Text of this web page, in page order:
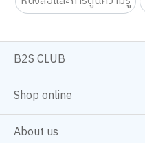
Education Toy
Tutor
หนังสือจิตวิทยา
ครอบครั
หนังสือและการ์ตูนความรู้
B2S CLUB